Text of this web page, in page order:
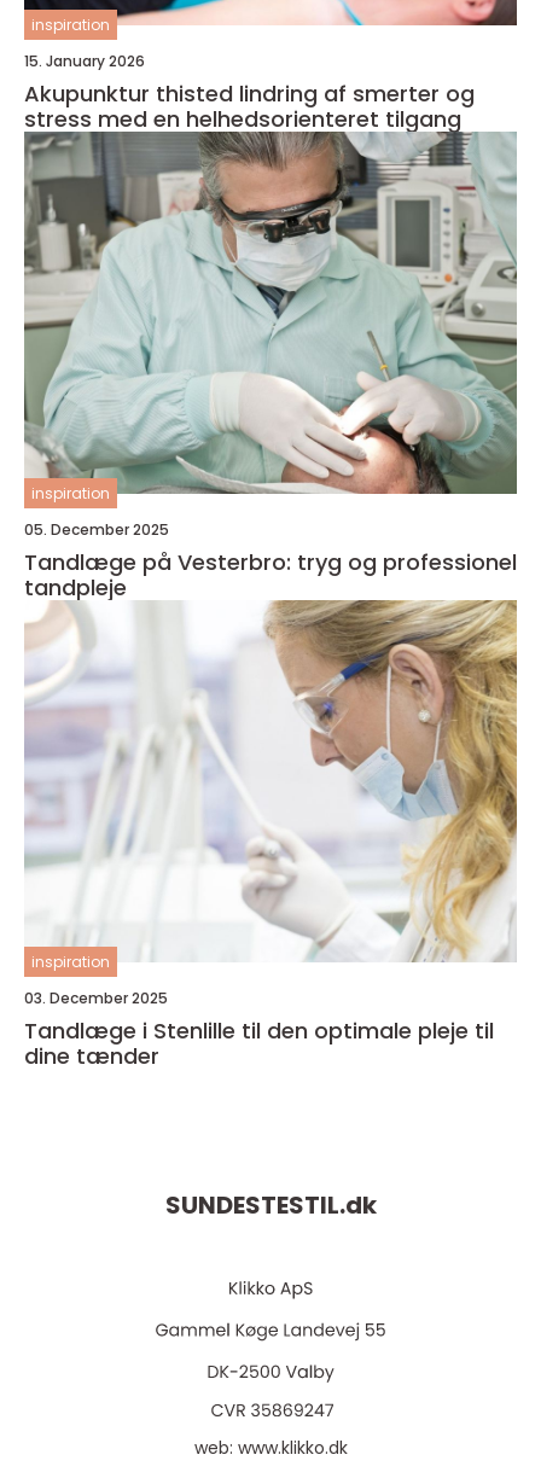
inspiration
15. January 2026
Akupunktur thisted lindring af smerter og
stress med en helhedsorienteret tilgang
inspiration
05. December 2025
Tandlæge på Vesterbro: tryg og professionel
tandpleje
inspiration
03. December 2025
Tandlæge i Stenlille til den optimale pleje til
dine tænder
SUNDESTESTIL.dk
web: www.klikko.dk